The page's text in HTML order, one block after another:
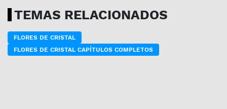
TEMAS RELACIONADOS
FLORES DE CRISTAL
FLORES DE CRISTAL CAPÍTULOS COMPLETOS